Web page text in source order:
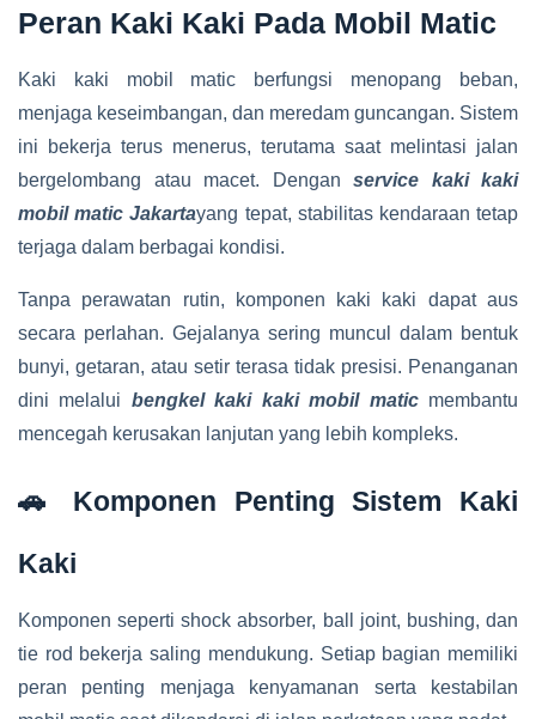
Peran Kaki Kaki Pada Mobil Matic
Kaki kaki mobil matic berfungsi menopang beban,
menjaga keseimbangan, dan meredam guncangan. Sistem
ini bekerja terus menerus, terutama saat melintasi jalan
bergelombang atau macet. Dengan service kaki kaki
mobil matic Jakartayang tepat, stabilitas kendaraan tetap
terjaga dalam berbagai kondisi.
Tanpa perawatan rutin, komponen kaki kaki dapat aus
secara perlahan. Gejalanya sering muncul dalam bentuk
bunyi, getaran, atau setir terasa tidak presisi. Penanganan
dini melalui bengkel kaki kaki mobil maticmembantu
mencegah kerusakan lanjutan yang lebih kompleks.
🚗 Komponen Penting Sistem Kaki
Kaki
Komponen seperti shock absorber, ball joint, bushing, dan
tie rod bekerja saling mendukung. Setiap bagian memiliki
peran penting menjaga kenyamanan serta kestabilan